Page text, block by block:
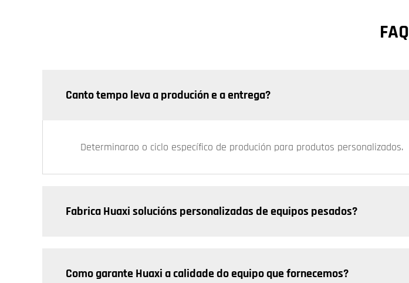
FAQ
Canto tempo leva a produción e a entrega?
Determinarao o ciclo específico de produción para produtos personalizados.
Fabrica Huaxi solucións personalizadas de equipos pesados? ​
Como garante Huaxi a calidade do equipo que fornecemos?